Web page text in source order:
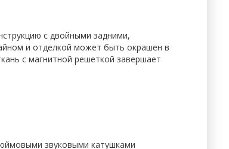
с двойными задними,
и отделкой может быть окрашен в
с магнитной решеткой завершает
звуковыми катушками